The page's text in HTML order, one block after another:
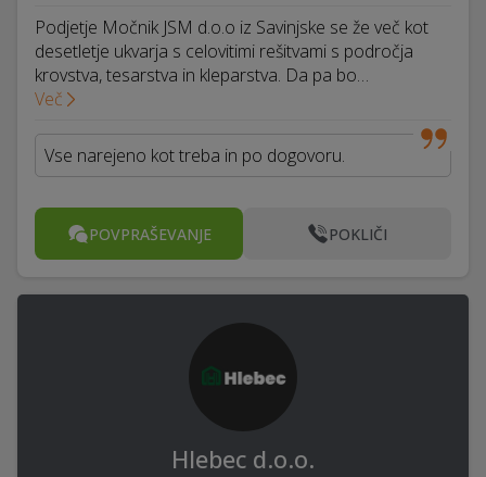
Podjetje Močnik JSM d.o.o iz Savinjske se že več kot
desetletje ukvarja s celovitimi rešitvami s področja
krovstva, tesarstva in kleparstva. Da pa bo…
Več
Vse narejeno kot treba in po dogovoru.
POVPRAŠEVANJE POKLIČI
Hlebec d.o.o.